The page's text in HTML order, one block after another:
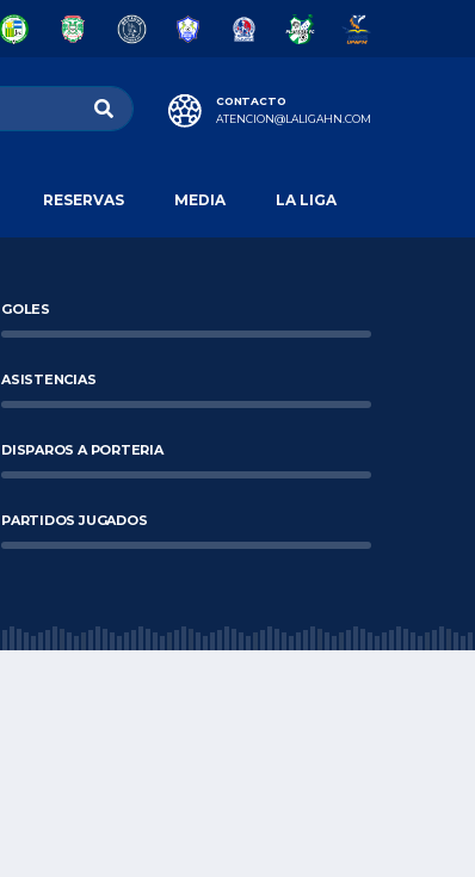
CONTACTO
ATENCION@LALIGAHN.COM
RESERVAS MEDIA LA LIGA
GOLES
ASISTENCIAS
DISPAROS A PORTERIA
PARTIDOS JUGADOS